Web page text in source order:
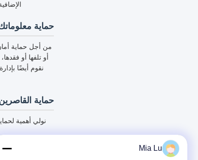
حماية
من أجل حماية
نقوم أيضًا
حماية
نولي أهمية
Mia Lu